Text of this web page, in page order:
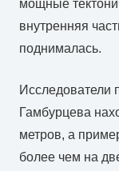
мощные
внутренняя
поднималась.
Исследователи
Гамбурцева
метров, а
более чем на